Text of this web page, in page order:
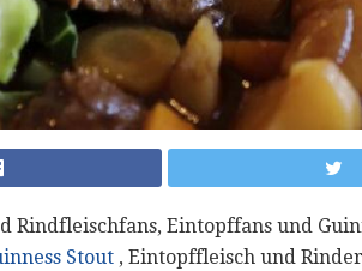
Rindfleischfans, Eintopffans und
Stout , Eintopffleisch und